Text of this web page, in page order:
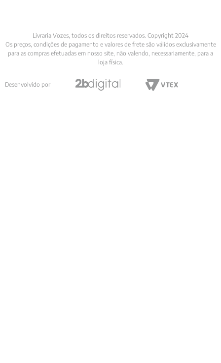
Livraria Vozes, todos os direitos reservados. Copyright 2024
Os preços, condições de pagamento e valores de frete são válidos exclusivamente
para as compras efetuadas em nosso site, não valendo, necessariamente, para a
loja física.
Desenvolvido por